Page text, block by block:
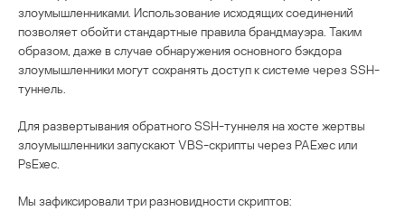
злоумышленниками. Использование исходящих соединений
позволяет обойти стандартные правила брандмауэра. Таким
образом, даже в случае обнаружения основного бэкдора
злоумышленники могут сохранять доступ к системе через SSH-
туннель.
Для развертывания обратного SSH-туннеля на хосте жертвы
злоумышленники запускают VBS-скрипты через PAExec или
PsExec.
Мы зафиксировали три разновидности скриптов: